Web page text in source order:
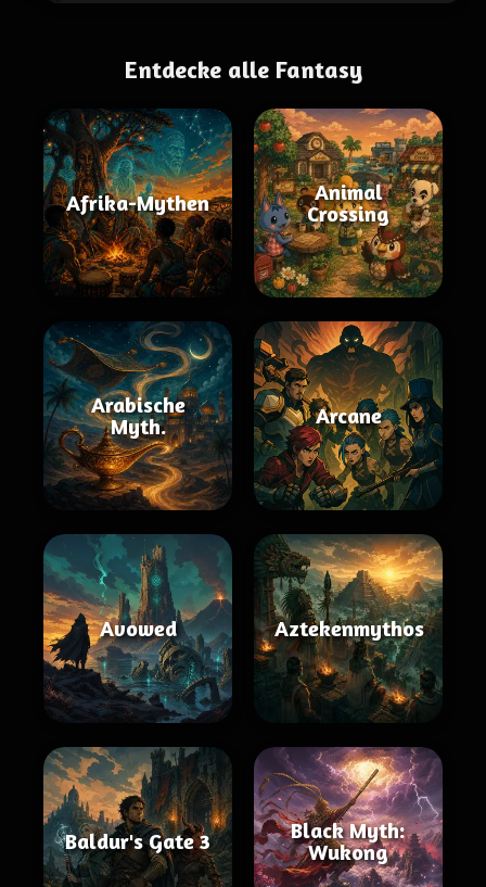
Entdecke alle Fantasy
Afrika-Mythen
Animal
Crossing
Arabische
Myth.
Arcane
Avowed Aztekenmythos
Baldur's Gate 3
Black Myth:
Wukong